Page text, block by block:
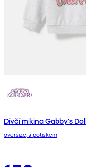
Dívčí mikina Gabby's
oversize, s potiskem